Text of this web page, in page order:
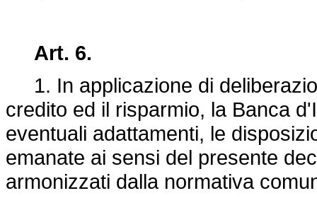
Art. 6.
1. In applicazione di
credito ed il risparmio, la Banca
eventuali adattamenti, le
emanate ai sensi del presente
armonizzati dalla normativa